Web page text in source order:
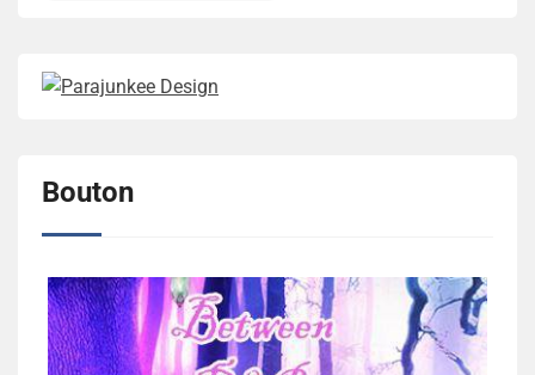
Bouton